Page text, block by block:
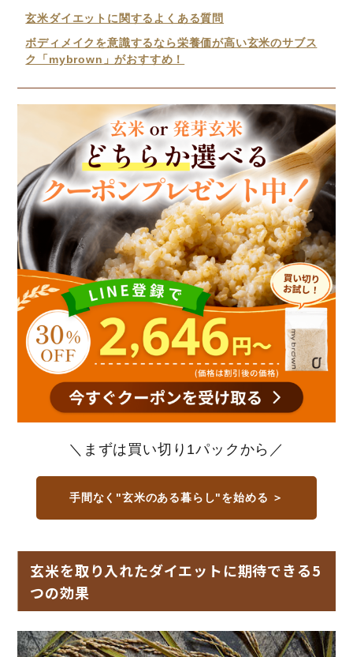
玄米ダイエットに関するよくある質問
ボディメイクを意識するなら栄養価が高い玄米のサブス
ク「mybrown」がおすすめ！
＼まずは買い切り1パックから／
手間なく"玄米のある暮らし"を始める ＞
玄米を取り入れたダイエットに期待できる5
つの効果